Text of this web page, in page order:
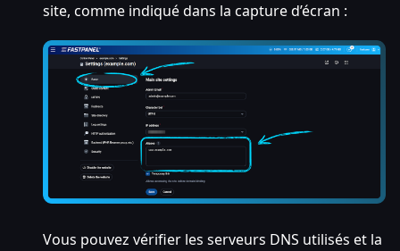
site, comme indiqué dans la capture d’écran :
Vous pouvez vérifier les serveurs DNS utilisés et la